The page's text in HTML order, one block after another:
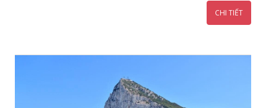
CHI TIẾT